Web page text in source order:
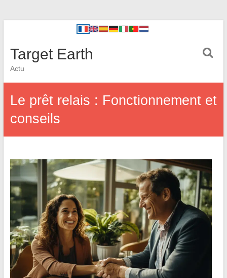
Target Earth
Actu
Le prêt relais : Fonctionnement et
conseils